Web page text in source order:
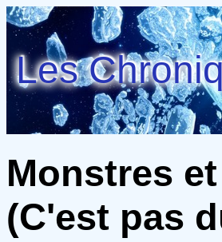
Les
Monstres
(C'est pas